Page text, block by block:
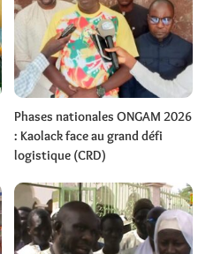
Phases nationales ONGAM 2026
: Kaolack face au grand défi
logistique (CRD)